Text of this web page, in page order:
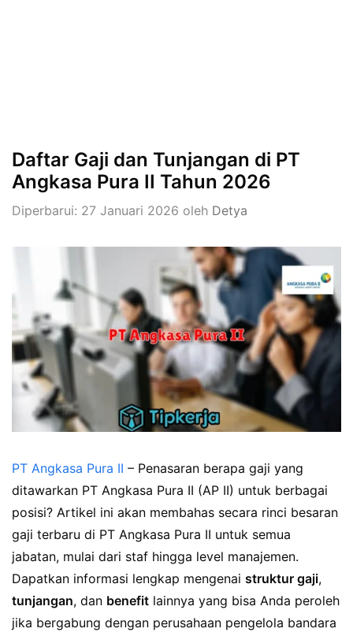
Daftar Gaji dan Tunjangan di PT
Angkasa Pura II Tahun 2026
Diperbarui: 27 Januari 2026 oleh Detya
PT Angkasa Pura II – Penasaran berapa gaji yang
ditawarkan PT Angkasa Pura II (AP II) untuk berbagai
posisi? Artikel ini akan membahas secara rinci besaran
gaji terbaru di PT Angkasa Pura II untuk semua
jabatan, mulai dari staf hingga level manajemen.
Dapatkan informasi lengkap mengenai struktur gaji,
tunjangan, dan benefit lainnya yang bisa Anda peroleh
jika bergabung dengan perusahaan pengelola bandara